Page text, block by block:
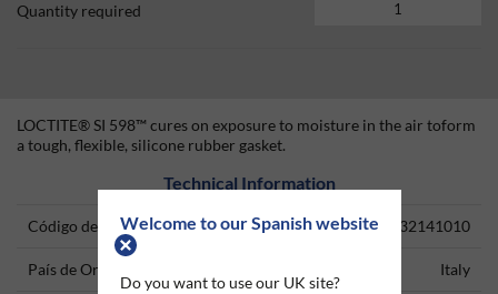
Welcome to our Spanish website
Do you want to use our UK site?
Quantity required
LOCTITE® SI 598™ cures on exposure to moisture in the air toform
a tough, flexible, silicone rubber gasket.
Technical Information
Código del producto 32141010
País de Origen Italy